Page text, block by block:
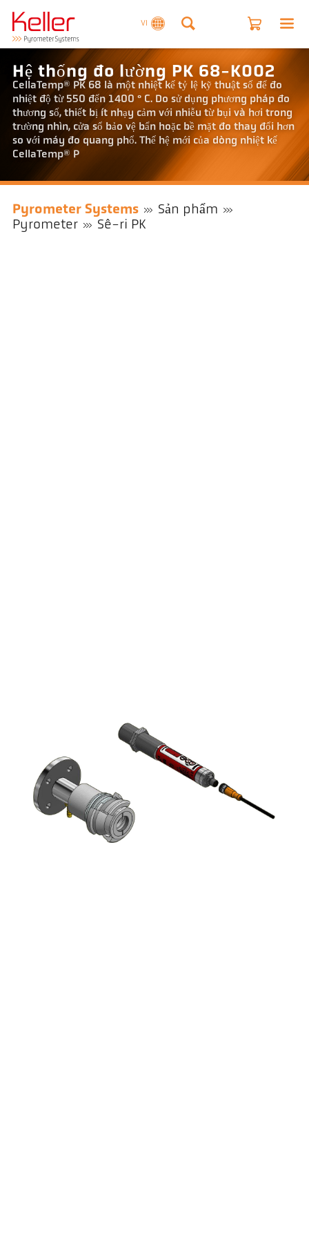
VI
Hệ thống đo lường PK 68-K002
CellaTemp® PK 68 là một nhiệt kế tỷ lệ kỹ thuật số để đo
nhiệt độ từ 550 đến 1400 ° C. Do sử dụng phương pháp đo
thương số, thiết bị ít nhạy cảm với nhiễu từ bụi và hơi trong
trường nhìn, cửa sổ bảo vệ bẩn hoặc bề mặt đo thay đổi hơn
so với máy đo quang phổ. Thế hệ mới của dòng nhiệt kế
CellaTemp® P
Pyrometer Systems
Sản phẩm
Pyrometer
Sê-ri PK